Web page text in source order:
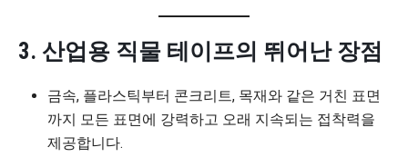
3. 산업용 직물 테이프의 뛰어난 장점
금속, 플라스틱부터 콘크리트, 목재와 같은 거친 표면
까지 모든 표면에 강력하고 오래 지속되는 접착력을
제공합니다.